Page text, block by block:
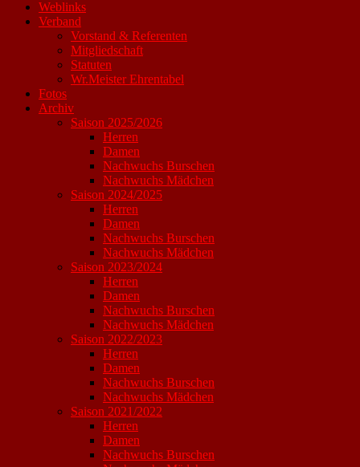
Weblinks
Verband
Vorstand & Referenten
Mitgliedschaft
Statuten
Wr.Meister Ehrentabel
Fotos
Archiv
Saison 2025/2026
Herren
Damen
Nachwuchs Burschen
Nachwuchs Mädchen
Saison 2024/2025
Herren
Damen
Nachwuchs Burschen
Nachwuchs Mädchen
Saison 2023/2024
Herren
Damen
Nachwuchs Burschen
Nachwuchs Mädchen
Saison 2022/2023
Herren
Damen
Nachwuchs Burschen
Nachwuchs Mädchen
Saison 2021/2022
Herren
Damen
Nachwuchs Burschen